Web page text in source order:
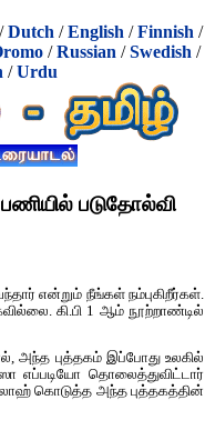
/Dutch /English /Finnish /
/Russian /Swedish /
/Urdu
படுதோல்வி
என்றும் நீங்கள் நம்புகிறீர்கள்.
கி.பி 1 ஆம் நூற்றாண்டில்
அந்த புத்தகம் இப்போது உலகில்
தொலைத்துவிட்டார்
கொடுத்த அந்த புத்தகத்தின்